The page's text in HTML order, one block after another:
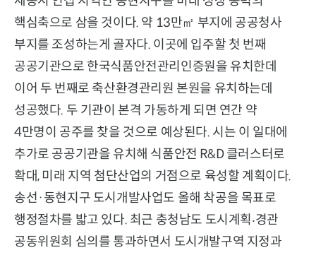
핵심축으로 삼을 것이다. 약 13만㎡ 부지에 공공청사
부지를 조성하는게 골자다. 이곳에 입주할 첫 번째
공공기관으로 한국식품안전관리인증원을 유치한데
이어 두 번째로 축산환경관리원 본원을 유치하는데
성공했다. 두 기관이 본격 가동하게 되면 연간 약
4만명이 공주를 찾을 것으로 예상된다. 시는 이 일대에
추가로 공공기관을 유치해 식품안전 R&D 클러스터로
확대, 미래 지역 첨단산업의 거점으로 육성할 계획이다.
송선·동현지구 도시개발사업도 올해 착공을 목표로
행정절차를 밟고 있다. 최근 충청남도 도시계획‧경관
공동위원회 심의를 통과하면서 도시개발구역 지정과